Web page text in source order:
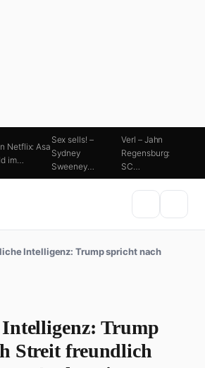
Netflix: Asa
im…
Sex sells! –
Sydney
Sweeney…
Verl – Jahn
Regensburg:
SC…
Intelligenz: Trump spricht nach
Trump
Streit freundlich